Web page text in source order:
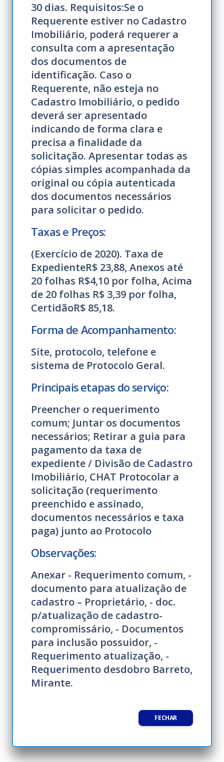
30 dias. Requisitos:Se o
Requerente estiver no Cadastro
Imobiliário, poderá requerer a
consulta com a apresentação
dos documentos de
identificação. Caso o
Requerente, não esteja no
Cadastro Imobiliário, o pedido
deverá ser apresentado
indicando de forma clara e
precisa a finalidade da
solicitação. Apresentar todas as
cópias simples acompanhada da
original ou cópia autenticada
dos documentos necessários
para solicitar o pedido.
Taxas e Preços:
(Exercício de 2020). Taxa de
ExpedienteR$ 23,88, Anexos até
20 folhas R$4,10 por folha, Acima
de 20 folhas R$ 3,39 por folha,
CertidãoR$ 85,18.
Forma de Acompanhamento:
Site, protocolo, telefone e
sistema de Protocolo Geral.
Principais etapas do serviço:
Preencher o requerimento
comum; Juntar os documentos
necessários; Retirar a guia para
pagamento da taxa de
expediente / Divisão de Cadastro
Imobiliário, CHAT Protocolar a
solicitação (requerimento
preenchido e assinado,
documentos necessários e taxa
paga) junto ao Protocolo
Observações:
Anexar - Requerimento comum, -
documento para atualizaçâo de
cadastro – Proprietário, - doc.
p/atualização de cadastro-
compromissário, - Documentos
para inclusão possuidor, -
Requerimento atualização, -
Requerimento desdobro Barreto,
Mirante.
FECHAR